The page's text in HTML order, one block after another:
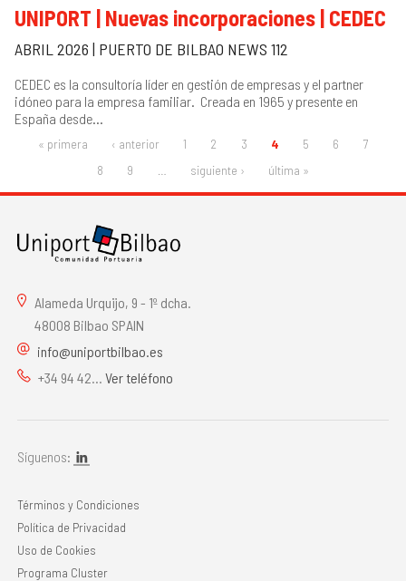
UNIPORT | Nuevas incorporaciones | CEDEC
ABRIL 2026 | PUERTO DE BILBAO NEWS 112
CEDEC es la consultoría líder en gestión de empresas y el partner
idóneo para la empresa familiar. Creada en 1965 y presente en
España desde...
PÁGINAS
« primera ‹ anterior 1 2 3 4 5 6
7
8
9 … siguiente › última »
Alameda Urquijo, 9 - 1º dcha.
48008 Bilbao SPAIN
info@uniportbilbao.es
+34 94 42... Ver teléfono
Síguenos:
Términos y Condiciones
Política de Privacidad
Uso de Cookies
Programa Cluster